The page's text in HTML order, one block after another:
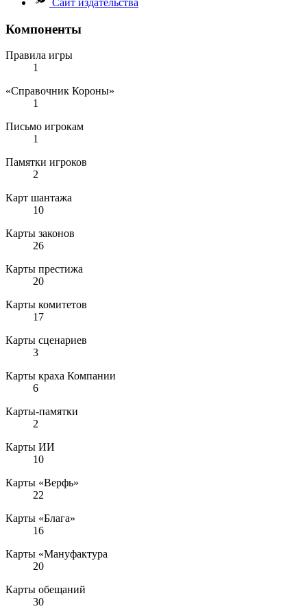
Сайт издательства
Компоненты
Правила игры
1
«Справочник Короны»
1
Письмо игрокам
1
Памятки игроков
2
Карт шантажа
10
Карты законов
26
Карты престижа
20
Карты комитетов
17
Карты сценариев
3
Карты краха Компании
6
Карты-памятки
2
Карты ИИ
10
Карты «Верфь»
22
Карты «Блага»
16
Карты «Мануфактура
20
Карты обещаний
30